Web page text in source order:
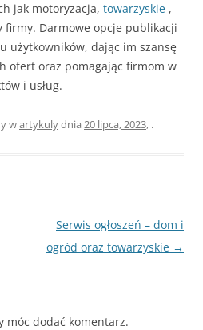
jak motoryzacja, towarzyskie ,
firmy. Darmowe opcje publikacji
użytkowników, dając im szansę
ofert oraz pomagając firmom w
i usług.
wartykulydnia 20 lipca, 2023, .
Serwis ogłoszeń – dom i
ogród oraz towarzyskie →
móc dodać komentarz.